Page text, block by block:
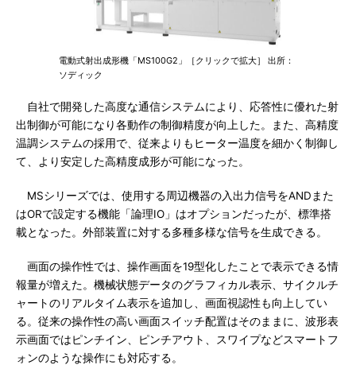
電動式射出成形機「MS100G2」［クリックで拡大］ 出所：
ソディック
自社で開発した高度な通信システムにより、応答性に優れた射
出制御が可能になり各動作の制御精度が向上した。また、高精度
温調システムの採用で、従来よりもヒーター温度を細かく制御し
て、より安定した高精度成形が可能になった。
MSシリーズでは、使用する周辺機器の入出力信号をANDまた
はORで設定する機能「論理IO」はオプションだったが、標準搭
載となった。外部装置に対する多種多様な信号を生成できる。
画面の操作性では、操作画面を19型化したことで表示できる情
報量が増えた。機械状態データのグラフィカル表示、サイクルチ
ャートのリアルタイム表示を追加し、画面視認性も向上してい
る。従来の操作性の高い画面スイッチ配置はそのままに、波形表
示画面ではピンチイン、ピンチアウト、スワイプなどスマートフ
ォンのような操作にも対応する。